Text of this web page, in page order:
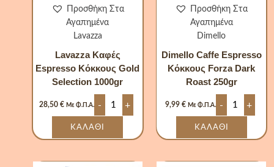
Προσθήκη Στα
Αγαπημένα
Lavazza
Lavazza Καφές
Espresso Κόκκους Gold
Selection 1000gr
28,50 € Με Φ.Π.Α. - +
ΚΑΛΆΘΙ
Προσθήκη Στα
Αγαπημένα
Dimello
Dimello Caffe Espresso
Κόκκους Forza Dark
Roast 250gr
9,99 € Με Φ.Π.Α. - +
ΚΑΛΆΘΙ